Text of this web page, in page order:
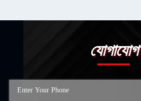
যোগাযোগ